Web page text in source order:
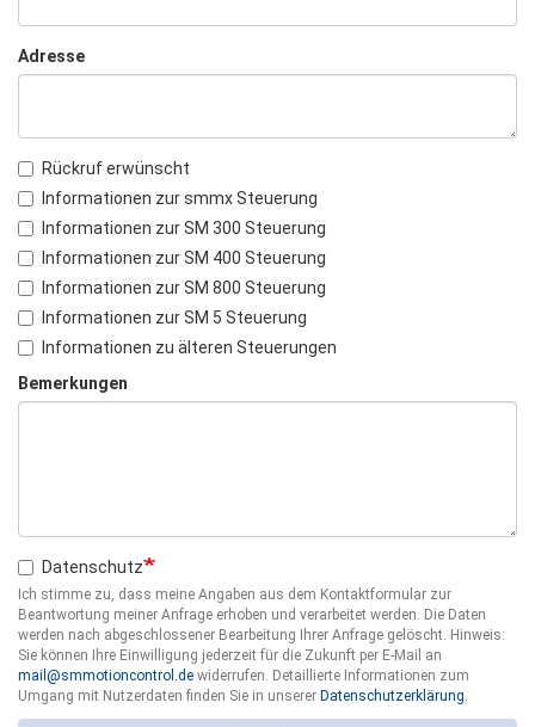
Adresse
Rückruf erwünscht
Informationen zur smmx Steuerung
Informationen zur SM 300 Steuerung
Informationen zur SM 400 Steuerung
Informationen zur SM 800 Steuerung
Informationen zur SM 5 Steuerung
Informationen zu älteren Steuerungen
Bemerkungen
Datenschutz
Ich stimme zu, dass meine Angaben aus dem Kontaktformular zur
Beantwortung meiner Anfrage erhoben und verarbeitet werden. Die Daten
werden nach abgeschlossener Bearbeitung Ihrer Anfrage gelöscht. Hinweis:
Sie können Ihre Einwilligung jederzeit für die Zukunft per E-Mail an
mail@smmotioncontrol.de widerrufen. Detaillierte Informationen zum
Umgang mit Nutzerdaten finden Sie in unserer Datenschutzerklärung.